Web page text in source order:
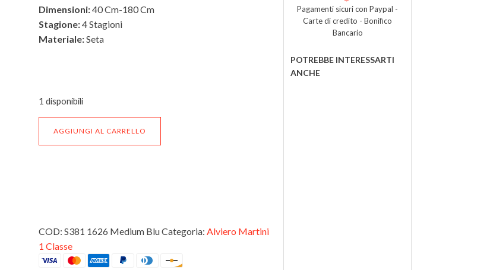
Dimensioni:40 Cm-180 Cm
Stagione:4 Stagioni
Materiale:Seta
INTERNO
1 disponibili
Sciarpa
quantità
AGGIUNGI AL CARRELLO
Pagamenti sicuri con Paypal -
Carte di credito - Bonifico
Bancario
POTREBBE INTERESSARTI
ANCHE